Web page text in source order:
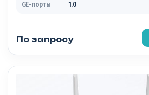
GE-порты 1.0
По запросу